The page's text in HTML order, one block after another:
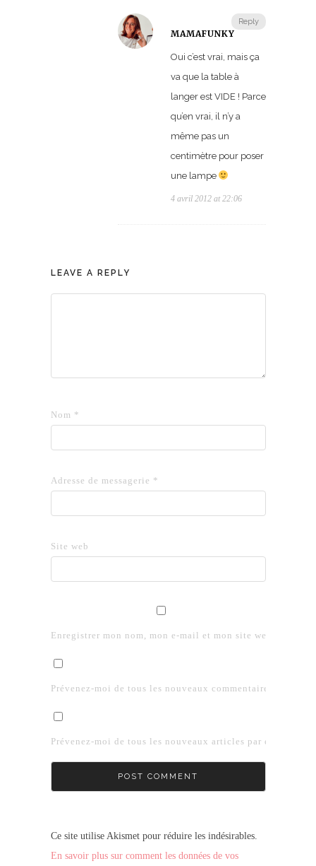
Reply
MAMAFUNKY
Oui c’est vrai, mais ça
va que la table à
langer est VIDE ! Parce
qu’en vrai, il n’y a
même pas un
centimètre pour poser
une lampe
4 avril 2012 at 22:06
LEAVE A REPLY
Nom *
Adresse de messagerie *
Site web
Enregistrer mon nom, mon e-mail et mon site web dans le
Prévenez-moi de tous les nouveaux commentaires par e-
Prévenez-moi de tous les nouveaux articles par e-mail.
Ce site utilise Akismet pour réduire les indésirables.
En savoir plus sur comment les données de vos